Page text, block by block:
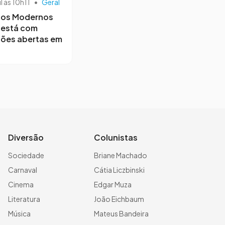
10h11 • Geral
Modernos
com
abertas em
Diversão
Sociedade
Carnaval
Cinema
Literatura
Música
Colunistas
Briane Machado
Cátia Liczbinski
Edgar Muza
João Eichbaum
Mateus Bandeira